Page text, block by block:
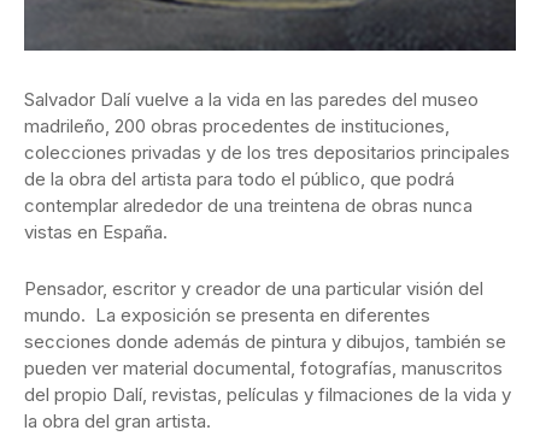
Salvador Dalí vuelve a la vida en las paredes del museo
madrileño, 200 obras procedentes de instituciones,
colecciones privadas y de los tres depositarios principales
de la obra del artista para todo el público, que podrá
contemplar alrededor de una treintena de obras nunca
vistas en España.
Pensador, escritor y creador de una particular visión del
mundo. La exposición se presenta en diferentes
secciones donde además de pintura y dibujos, también se
pueden ver material documental, fotografías, manuscritos
del propio Dalí, revistas, películas y filmaciones de la vida y
la obra del gran artista.